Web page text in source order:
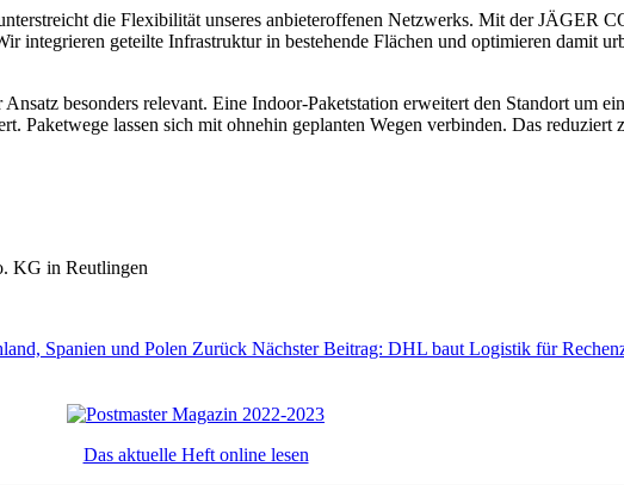
die Flexibilität unseres anbieteroffenen Netzwerks. Mit der JÄGER
geteilte Infrastruktur in bestehende Flächen und optimieren damit
besonders relevant. Eine Indoor-Paketstation erweitert den Standort um
lassen sich mit ohnehin geplanten Wegen verbinden. Das reduziert
KG in Reutlingen
Spanien und Polen Zurück Nächster Beitrag: DHL baut Logistik für
Das aktuelle Heft online lesen